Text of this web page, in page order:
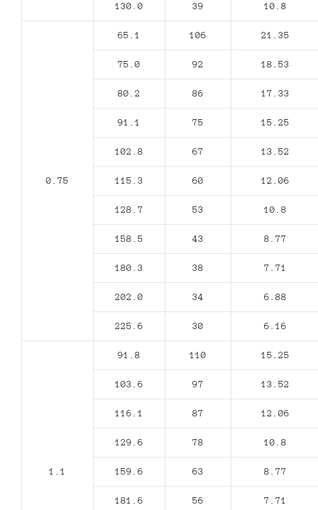
130.0 39 10.8
0.75
65.1 106 21.35
75.0 92 18.53
80.2 86 17.33
91.1 75 15.25
102.8 67 13.52
115.3 60 12.06
128.7 53 10.8
158.5 43 8.77
180.3 38 7.71
202.0 34 6.88
225.6 30 6.16
1.1
91.8 110 15.25
103.6 97 13.52
116.1 87 12.06
129.6 78 10.8
159.6 63 8.77
181.6 56 7.71